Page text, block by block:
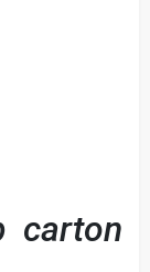
carton